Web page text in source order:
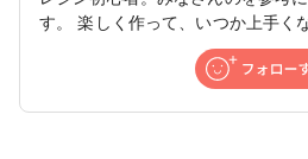
す。 楽しく作って、いつか上手く